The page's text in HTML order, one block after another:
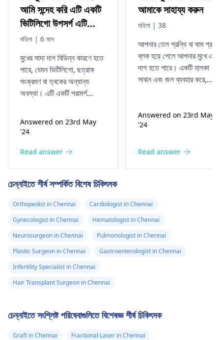
আমি সন্দেহ করি এটি একটি
ভিটিলিগো উপসর্গ এটি
একটি ভিটিলিগো বা অন্য
মহিলা | 6 মাস
মুখের সাদা দাগ বিভিন্ন কারণে হতে
পারে, যেমন ভিটিলিগো, ছত্রাক
সংক্রমণ বা ত্বকের অন্যান্য
অবস্থা। এটি একটি পরামর্শ
সঠিক রোগ নির্ণয় এবং উপযুক্ত
চিকিত্সা পেতে। সঠিক মূল্যায়ন এবং
একজন চর্মরোগ বিশেষজ্ঞের কাছে
Answered on 23rd May
'24
Read answer
আমাকে সাহায্য করুন
মহিলা | 38
আপনার তেল গ্রন্থি বা ঘাম
ব্লক হয়ে গেলে আপনার মুখে
দাগ হতে পারে। একটি হালকা
সাবান এবং জল ব্যবহার করে,
এড়াতে, দাগ স্পর্শ করা বা চেপে
দেওয়া থেকে বিরত থাকুন। যদি
পায়, তাহলে একটি অ্যাপয়েন্টমেন্ট
Answered on 23rd May
'24
Read answer
চেন্নাইতে শীর্ষ সম্পর্কিত বিশেষ চিকিৎসক
Orthopedist in Chennai
Cardiologist in Chennai
Gynecologist in Chennai
Hematologist in Chennai
Neurosurgeon in Chennai
Pulmonologist in Chennai
Plastic Surgeon in Chennai
Gastroenterologist in Chennai
Infertility Specialist in Chennai
Hair Transplant Surgeon in Chennai
চেন্নাইতে সংশ্লিষ্ট পরিষেবাগুলিতে বিশেষজ্ঞ শীর্ষ চিকিৎসক
Graft in Chennai
Fractional Laser in Chennai